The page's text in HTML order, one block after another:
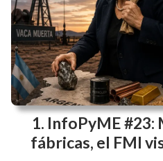
InfoPyME #23:
fábricas, el FMI